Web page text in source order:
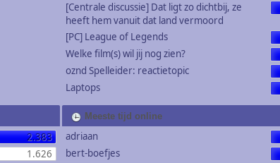
[Centrale discussie] Dat ligt zo dichtbij, ze
heeft hem vanuit dat land vermoord
[PC] League of Legends
Welke film(s) wil jij nog zien?
oznd Spelleider: reactietopic
Laptops
2.383
1.626
Meeste tijd online
adriaan
bert-boefjes